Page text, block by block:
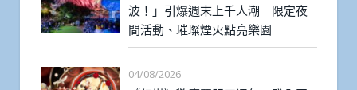
波！」引爆週末上千人潮 限定夜
間活動、璀璨煙火點亮樂園
04/08/2026